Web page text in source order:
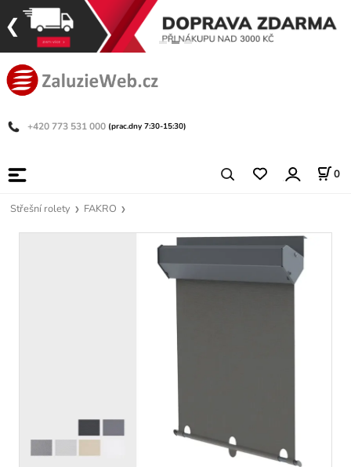
+420 773 531 000 (prac.dny 7:30-15:30)
0
Střešní rolety FAKRO